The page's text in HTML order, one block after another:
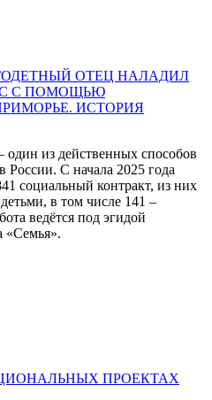
ОТЕЦ НАЛАДИЛ
С ПОМОЩЬЮ
ИСТОРИЯ
один из действенных способов
России. С начала 2025 года
социальный контракт, из них
в том числе 141 –
ведётся под эгидой
«Семья».
ПРОЕКТАХ